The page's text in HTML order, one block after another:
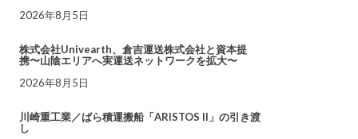
2026年8月5日
株式会社Univearth、倉吉運送株式会社と資本提
携〜山陰エリアへ実運送ネットワークを拡大〜
2026年8月5日
川崎重工業／ばら積運搬船「ARISTOS II」の引き渡
し